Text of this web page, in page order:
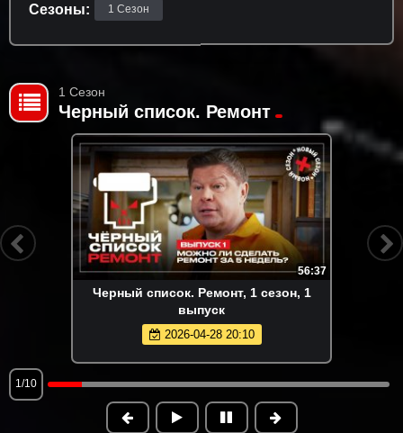
Сезоны: 1 Сезон
1 Сезон
Черный список. Ремонт
56:37
Черный список. Ремонт, 1 сезон, 1
выпуск
2026-04-28 20:10
1/10